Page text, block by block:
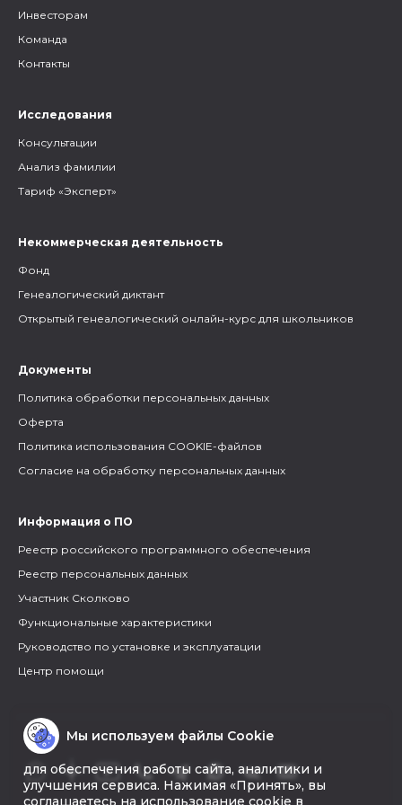
Инвесторам
Команда
Контакты
Исследования
Консультации
Анализ фамилии
Тариф «Эксперт»
Некоммерческая деятельность
Фонд
Генеалогический диктант
Открытый генеалогический онлайн-курс для школьников
Документы
Политика обработки персональных данных
Оферта
Политика использования COOKIE-файлов
Согласие на обработку персональных данных
Информация о ПО
Реестр российского программного обеспечения
Реестр персональных данных
Участник Сколково
Функциональные характеристики
Руководство по установке и эксплуатации
Центр помощи
Мы используем файлы Cookie
для обеспечения работы сайта, аналитики и
улучшения сервиса. Нажимая «Принять», вы
соглашаетесь на использование cookie в